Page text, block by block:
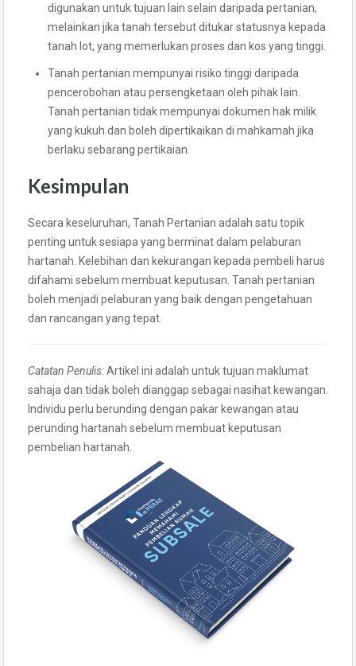
digunakan untuk tujuan lain selain daripada pertanian,
melainkan jika tanah tersebut ditukar statusnya kepada
tanah lot, yang memerlukan proses dan kos yang tinggi.
Tanah pertanian mempunyai risiko tinggi daripada
pencerobohan atau persengketaan oleh pihak lain.
Tanah pertanian tidak mempunyai dokumen hak milik
yang kukuh dan boleh dipertikaikan di mahkamah jika
berlaku sebarang pertikaian.
Kesimpulan
Secara keseluruhan, Tanah Pertanian adalah satu topik
penting untuk sesiapa yang berminat dalam pelaburan
hartanah. Kelebihan dan kekurangan kepada pembeli harus
difahami sebelum membuat keputusan. Tanah pertanian
boleh menjadi pelaburan yang baik dengan pengetahuan
dan rancangan yang tepat.
Catatan Penulis:Artikel ini adalah untuk tujuan maklumat
sahaja dan tidak boleh dianggap sebagai nasihat kewangan.
Individu perlu berunding dengan pakar kewangan atau
perunding hartanah sebelum membuat keputusan
pembelian hartanah.